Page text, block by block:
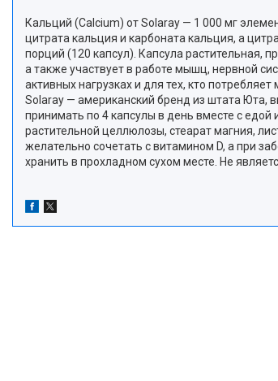
Кальций (Calcium) от Solaray — 1 000 мг
цитрата кальция и карбоната кальция, а
порций (120 капсул). Капсула растительная,
а также участвует в работе мышц, нервной
активных нагрузках и для тех, кто
Solaray — американский бренд из штата Юта,
принимать по 4 капсулы в день вместе с
растительной целлюлозы, стеарат магния,
желательно сочетать с витамином D, а при
хранить в прохладном сухом месте. Не